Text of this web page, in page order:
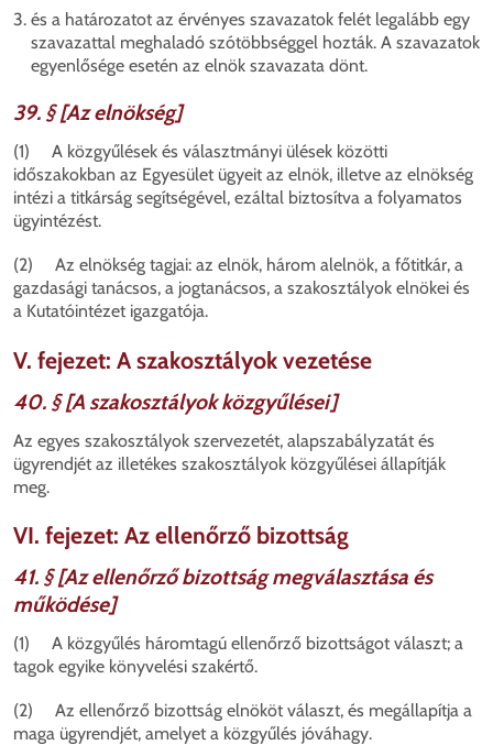
és a határozatot az érvényes szavazatok felét legalább egy
szavazattal meghaladó szótöbbséggel hozták. A szavazatok
egyenlősége esetén az elnök szavazata dönt.
39. § [Az elnökség]
(1) A közgyűlések és választmányi ülések közötti
időszakokban az Egyesület ügyeit az elnök, illetve az elnökség
intézi a titkárság segítségével, ezáltal biztosítva a folyamatos
ügyintézést.
(2) Az elnökség tagjai: az elnök, három alelnök, a főtitkár, a
gazdasági tanácsos, a jogtanácsos, a szakosztályok elnökei és
a Kutatóintézet igazgatója.
V. fejezet: A szakosztályok vezetése
40. § [A szakosztályok közgyűlései]
Az egyes szakosztályok szervezetét, alapszabályzatát és
ügyrendjét az illetékes szakosztályok közgyűlései állapítják
meg.
VI. fejezet: Az ellenőrző bizottság
41. § [Az ellenőrző bizottság megválasztása és
működése]
(1) A közgyűlés háromtagú ellenőrző bizottságot választ; a
tagok egyike könyvelési szakértő.
(2) Az ellenőrző bizottság elnököt választ, és megállapítja a
maga ügyrendjét, amelyet a közgyűlés jóváhagy.